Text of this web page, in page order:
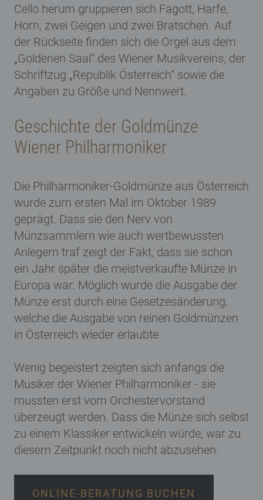
Cello herum gruppieren sich Fagott, Harfe,
Horn, zwei Geigen und zwei Bratschen. Auf
der Rückseite finden sich die Orgel aus dem
„Goldenen Saal“ des Wiener Musikvereins, der
Schriftzug „Republik Österreich“ sowie die
Angaben zu Größe und Nennwert.
Geschichte der Goldmünze
Wiener Philharmoniker
Die Philharmoniker-Goldmünze aus Österreich
wurde zum ersten Mal im Oktober 1989
geprägt. Dass sie den Nerv von
Münzsammlern wie auch wertbewussten
Anlegern traf zeigt der Fakt, dass sie schon
ein Jahr später die meistverkaufte Münze in
Europa war. Möglich wurde die Ausgabe der
Münze erst durch eine Gesetzesänderung,
welche die Ausgabe von reinen Goldmünzen
in Österreich wieder erlaubte.
Wenig begeistert zeigten sich anfangs die
Musiker der Wiener Philharmoniker - sie
mussten erst vom Orchestervorstand
überzeugt werden. Dass die Münze sich selbst
zu einem Klassiker entwickeln würde, war zu
diesem Zeitpunkt noch nicht abzusehen.
ONLINE-BERATUNG BUCHEN